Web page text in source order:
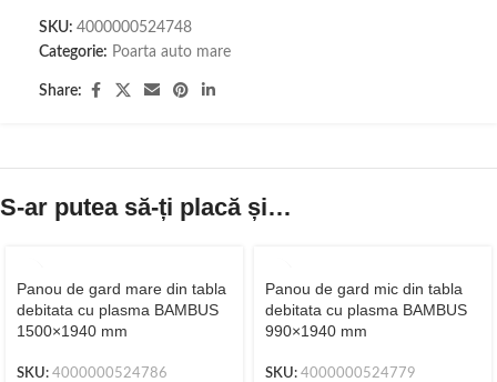
SKU: 4000000524748
Categorie: Poarta auto mare
Share:
S-ar putea să-ți placă și…
Panou de gard mare din tabla
debitata cu plasma BAMBUS
1500×1940 mm
SKU: 4000000524786
Panou de gard mic din tabla
debitata cu plasma BAMBUS
990×1940 mm
SKU: 4000000524779